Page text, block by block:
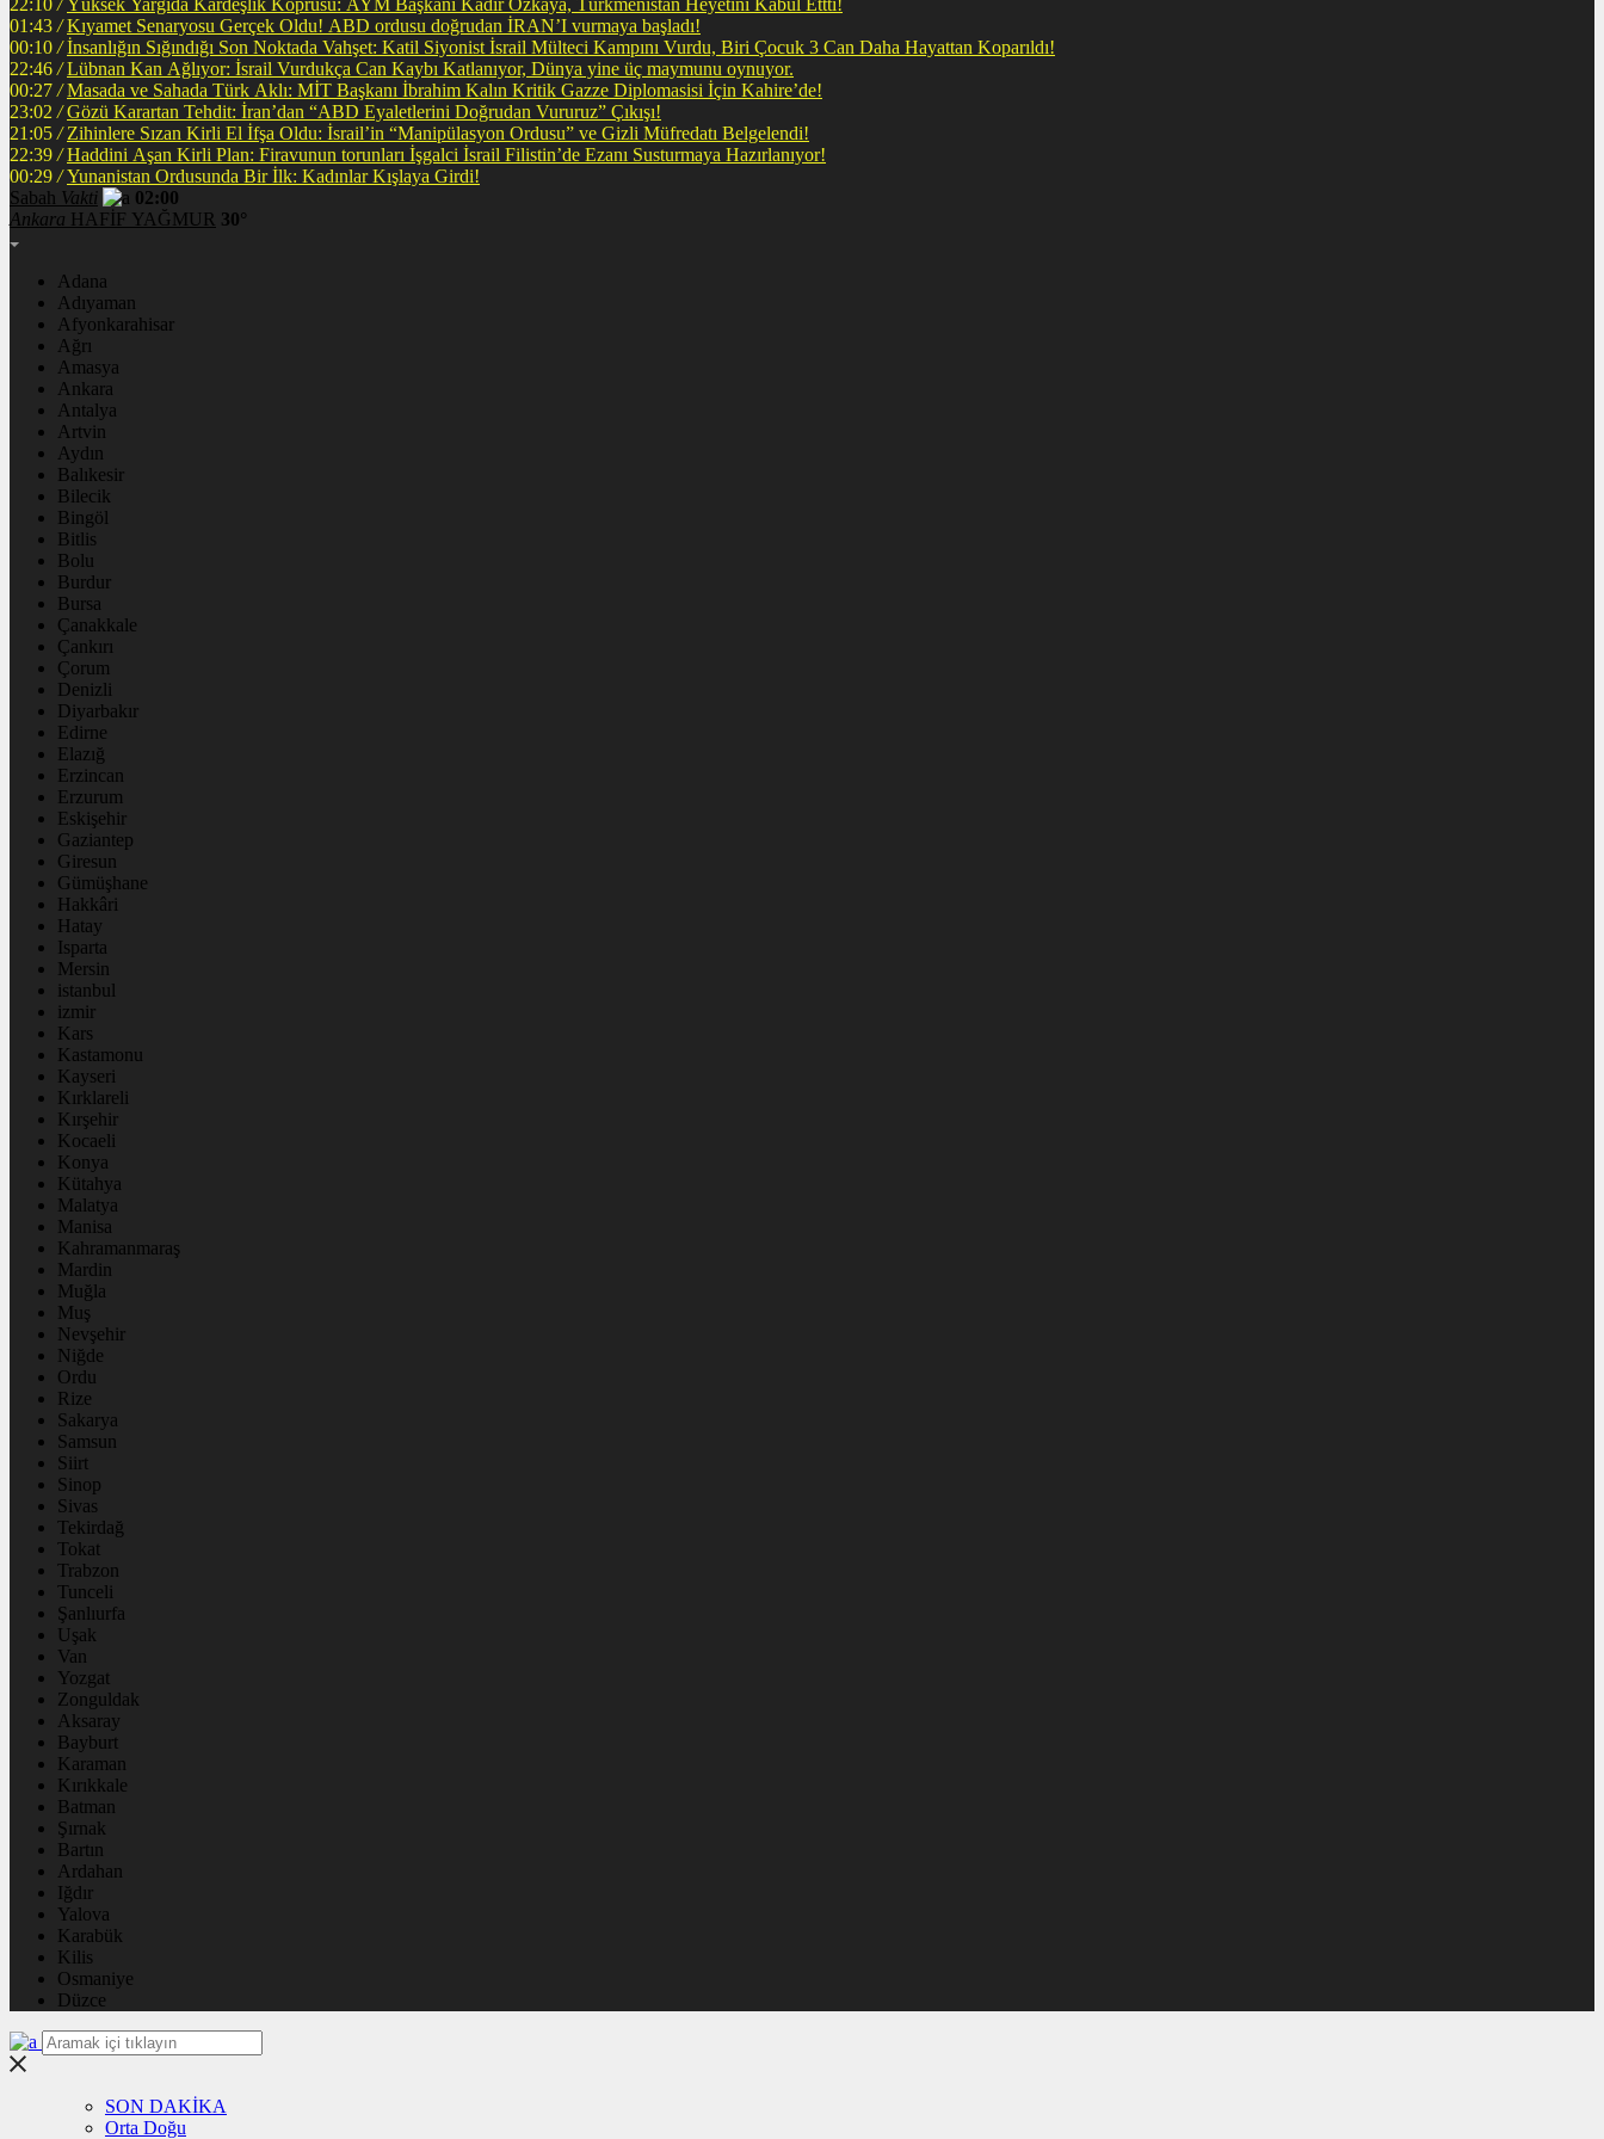
22:10 / Yüksek Yargıda Kardeşlik Köprüsü: AYM Başkanı Kadir Özkaya, Türkmenistan Heyetini Kabul Ettti!
01:43 /
Kıyamet Senaryosu Gerçek Oldu! ABD ordusu doğrudan İRAN’I vurmaya başladı!
00:10 / İnsanlığın Sığındığı Son Noktada Vahşet: Katil Siyonist İsrail Mülteci Kampını Vurdu, Biri Çocuk 3 Can Daha Hayattan Koparıldı!
22:46 / Lübnan Kan Ağlıyor: İsrail Vurdukça Can Kaybı Katlanıyor, Dünya yine üç maymunu oynuyor.
00:27 / Masada ve Sahada Türk Aklı: MİT Başkanı İbrahim Kalın Kritik Gazze Diplomasisi İçin Kahire’de!
23:02 / Gözü Karartan Tehdit: İran’dan “ABD Eyaletlerini Doğrudan Vururuz” Çıkışı!
21:05 / Zihinlere Sızan Kirli El İfşa Oldu: İsrail’in “Manipülasyon Ordusu” ve Gizli Müfredatı Belgelendi!
22:39 /
Haddini Aşan Kirli Plan: Firavunun torunları İşgalci İsrail Filistin’de Ezanı Susturmaya Hazırlanıyor!
00:29 / Yunanistan Ordusunda Bir İlk: Kadınlar Kışlaya Girdi!
Sabah Vakti
02:00
Ankara HAFİF YAĞMUR 30°
Adana
Adıyaman
Afyonkarahisar
Ağrı
Amasya
Ankara
Antalya
Artvin
Aydın
Balıkesir
Bilecik
Bingöl
Bitlis
Bolu
Burdur
Bursa
Çanakkale
Çankırı
Çorum
Denizli
Diyarbakır
Edirne
Elazığ
Erzincan
Erzurum
Eskişehir
Gaziantep
Giresun
Gümüşhane
Hakkâri
Hatay
Isparta
Mersin
istanbul
izmir
Kars
Kastamonu
Kayseri
Kırklareli
Kırşehir
Kocaeli
Konya
Kütahya
Malatya
Manisa
Kahramanmaraş
Mardin
Muğla
Muş
Nevşehir
Niğde
Ordu
Rize
Sakarya
Samsun
Siirt
Sinop
Sivas
Tekirdağ
Tokat
Trabzon
Tunceli
Şanlıurfa
Uşak
Van
Yozgat
Zonguldak
Aksaray
Bayburt
Karaman
Kırıkkale
Batman
Şırnak
Bartın
Ardahan
Iğdır
Yalova
Karabük
Kilis
Osmaniye
Düzce
SON DAKİKA
Orta Doğu